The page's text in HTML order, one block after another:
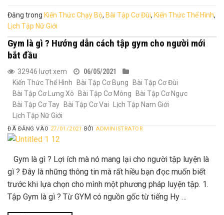
Đăng trong Kiến Thức Chạy Bộ, Bài Tập Cơ Đùi, Kiến Thức Thể Hình,
Lịch Tập Nữ Giới
Gym là gì ? Hướng dẫn cách tập gym cho người mới
bắt đầu
32946 lượt xem
06/05/2021
Kiến Thức Thể Hình
Bài Tập Cơ Bụng
Bài Tập Cơ Đùi
Bài Tập Cơ Lưng Xô
Bài Tập Cơ Mông
Bài Tập Cơ Ngực
Bài Tập Cơ Tay
Bài Tập Cơ Vai
Lịch Tập Nam Giới
Lịch Tập Nữ Giới
ĐÃ ĐĂNG VÀO 27/01/2021 BỞIADMINISTRATOR
Gym là gì ? Lợi ích mà nó mang lại cho người tập luyện là
gì ? Đây là những thông tin mà rất hiều bạn đọc muốn biết
trước khi lựa chọn cho mình một phương pháp luyện tập. 1.
Tập Gym là gì ? Từ GYM có nguồn gốc từ tiếng Hy …